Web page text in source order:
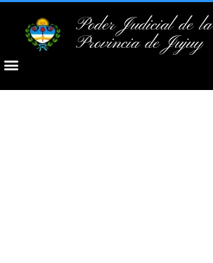
Poder Judicial de la
Provincia de Jujuy